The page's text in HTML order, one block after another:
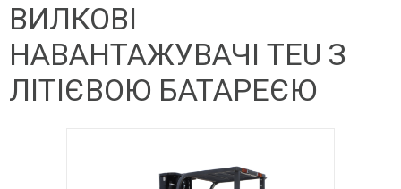
ВИЛКОВІ
НАВАНТАЖУВАЧІ TEU З
ЛІТІЄВОЮ БАТАРЕЄЮ